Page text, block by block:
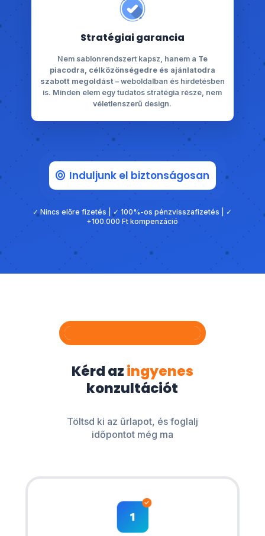
Stratégiai garancia
Nem sablonrendszert kapsz, hanem a Te
piacodra, célközönségedre és ajánlatodra
szabott megoldást – weboldalban és hirdetésben
is. Minden elem egy tudatos stratégia része, nem
véletlenszerű design.
Induljunk el biztonságosan
✓ Nincs előre fizetés | ✓ 100%-os pénzvisszafizetés | ✓
+100.000 Ft kompenzáció
Kérd azingyenes
konzultációt
Töltsd ki az űrlapot, és foglalj
időpontot még ma